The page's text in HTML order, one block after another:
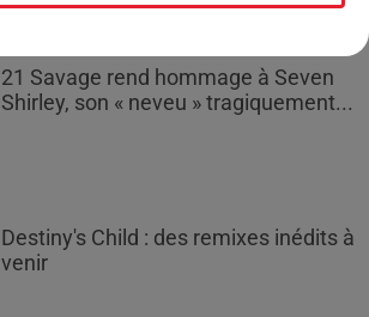
21 Savage rend hommage à Seven
Shirley, son « neveu » tragiquement...
Destiny's Child : des remixes inédits à
venir